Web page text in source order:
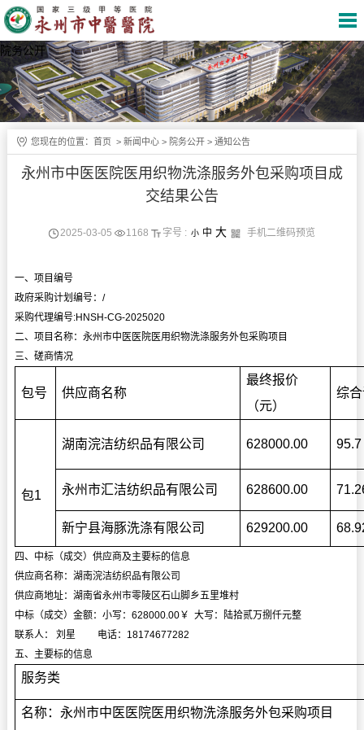
院务公开
您现在的位置： 首页> 新闻中心> 院务公开> 通知公告
永州市中医医院医用织物洗涤服务外包采购项目成
交结果公告
2025-03-05 1168 字号 : 小 中 大 手机二维码预览
一、项目编号
政府采购计划编号：/
采购代理编号:HNSH-CG-2025020
二、项目名称：永州市中医医院医用织物洗涤服务外包采购项目
三、磋商情况
包号 供应商名称
最终报价
（元）
综
包1
湖南浣洁纺织品有限公司 628000.00 95.7
永州市汇洁纺织品有限公司 628600.00
新宁县海豚洗涤有限公司 629200.00
四、中标（成交）供应商及主要标的信息
供应商名称：湖南浣洁纺织品有限公司
供应商地址：湖南省永州市零陵区石山脚乡五里堆村
中标（成交）金额：小写：628000.00￥ 大写：陆拾贰万捌仟元整
联系人： 刘星 电话：18174677282
五、主要标的信息
服务类
名称：永州市中医医院医用织物洗涤服务外包采购项目